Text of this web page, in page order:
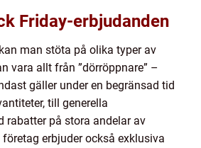
Friday-erbjudanden
man stöta på olika typer av
vara allt från ”dörröppnare” –
gäller under en begränsad tid
till generella
rabatter på stora andelar av
erbjuder också exklusiva